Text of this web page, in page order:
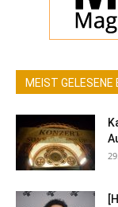
MEIST GELESENE